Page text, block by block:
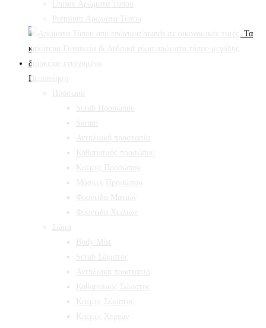
Unisex Αρώματα Τύπου
Premium Αρώματα Τύπου
Περιποίηση
Πρόσωπο
Scrub Προσώπου
Serum
Αντηλιακή προστασία
Καθαρισμός προσώπου
Κρέμες Προσώπου
Μάσκες Προσώπου
Φροντίδα Ματιών
Φροντίδα Χειλιών
Σώμα
Body Mist
Scrub Σώματος
Αντηλιακή προστασία
Καθαρισμός Σώματος
Κρέμες Σώματος
Κρέμες Χεριών